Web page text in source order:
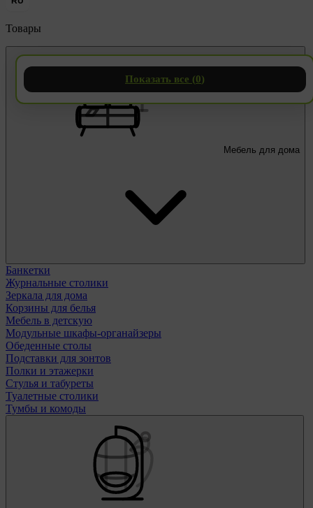
Показать все (0)
Товары
Мебель для дома
Банкетки
Журнальные столики
Зеркала для дома
Корзины для белья
Мебель в детскую
Модульные шкафы-органайзеры
Обеденные столы
Подставки для зонтов
Полки и этажерки
Стулья и табуреты
Туалетные столики
Тумбы и комоды